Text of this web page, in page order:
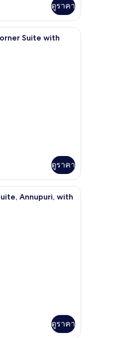
ดูราคา
ก, 1 ห้องนอน, ปลอดบุหรี่ (Corner Suite
Suite with
ดูราคา
ก, 2 ห้องนอน, ปลอดบุหรี่ (Suite,
Annupuri, with
ดูราคา